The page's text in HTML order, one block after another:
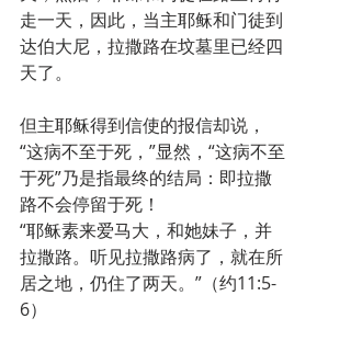
走一天，因此，当主耶稣和门徒到
达伯大尼，拉撒路在坟墓里已经四
天了。
但主耶稣得到信使的报信却说，
“这病不至于死，”显然，“这病不至
于死”乃是指最终的结局：即拉撒
路不会停留于死！
“耶稣素来爱马大，和她妹子，并
拉撒路。听见拉撒路病了，就在所
居之地，仍住了两天。”（约11:5-
6）